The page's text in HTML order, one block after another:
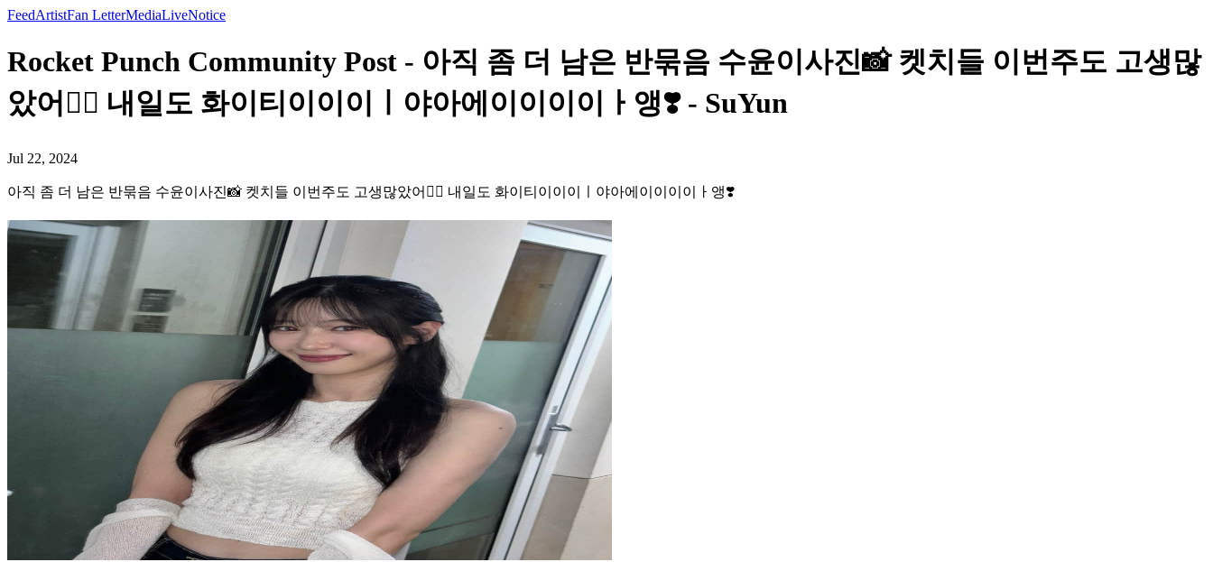
FeedArtistFan LetterMediaLiveNotice
Rocket Punch Community Post - 아직 좀 더 남은 반묶음 수윤이사진📸 켓치들 이번주도 고생많
았어❤️‍🔥 내일도 화이티이이이ㅣ야아에이이이이ㅏ앵❣️ - SuYun
Jul 22, 2024
아직 좀 더 남은 반묶음 수윤이사진📸 켓치들 이번주도 고생많았어❤️‍🔥 내일도 화이티이이이ㅣ야아에이이이이ㅏ앵❣️